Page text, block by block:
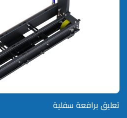
تعليق برافعة سفلية